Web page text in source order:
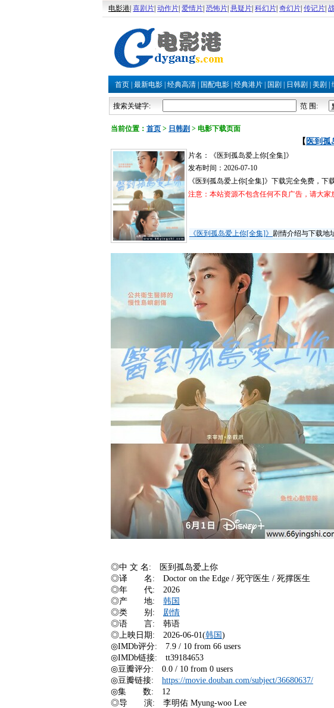
电影港 喜剧片 动作片 爱情片 恐怖片 悬疑片 科幻片 奇幻片 传记片
首页 最新电影 经典高清 国配电影 经典港片 国剧 日韩剧 美剧
搜索关键字: 范 围:
当前位置： 首页 > 日韩剧 > 电影下载页面
【 医到孤
片名：《医到孤岛爱上你[全集]》
发布时间：2026-07-10
《医到孤岛爱上你[全集]》下载完全免费，
注意：本站资源不包含任何不良广告，请大家
《医到孤岛爱上你[全集]》 剧情介绍与下载地
◎中 文 名: 医到孤岛爱上你
◎译 名: Doctor on the Edge / 死守医生 / 死撑医生
◎年 代: 2026
◎产 地: 韩国
◎类 别: 剧情
◎语 言: 韩语
◎上映日期: 2026-06-01(韩国 )
◎IMDb评分: 7.9 / 10 from 66 users
◎IMDb链接: tt39184653
◎豆瓣评分: 0.0 / 10 from 0 users
◎豆瓣链接: https://movie.douban.com/subject/36680637/
◎集 数: 12
◎导 演: 李明佑 Myung-woo Lee